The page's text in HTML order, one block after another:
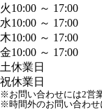
火10:00 ～ 17:00
水10:00 ～ 17:00
木10:00 ～ 17:00
金10:00 ～ 17:00
土休業日
祝休業日
※お問い合わせには2営
※時間外のお問い合わせ